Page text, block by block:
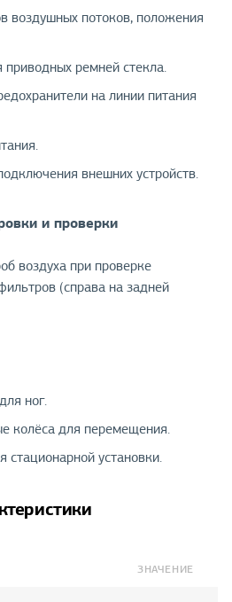
воздушных потоков, положения
ремней стекла.
на линии питания
внешних устройств.
и проверки
воздуха при проверке
(справа на задней
ног.
колёса для перемещения.
стационарной установки.
ЗНАЧЕНИЕ